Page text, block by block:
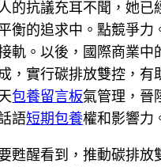
的抗議充耳不聞，她已
衡的追求中。點競爭力
軌。以後，國際商業中
，實行碳排放雙控，有
包養留言板氣管理，晉
語短期包養權和影響力
甦醒看到，推動碳排放